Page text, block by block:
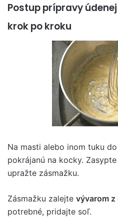
Postup prípravy
krok po kroku
Na masti alebo inom tuku
pokrájanú na kocky.
upražte zásmažku.
Zásmažku zalejte vývarom z
potrebné, pridajte soľ.